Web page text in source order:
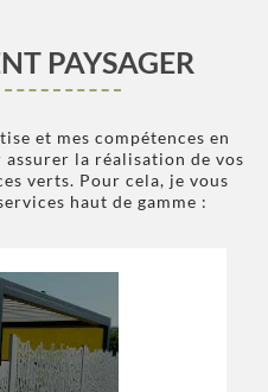
PAYSAGER
et mes compétences en
assurer la réalisation de vos
verts. Pour cela, je vous
haut de gamme :